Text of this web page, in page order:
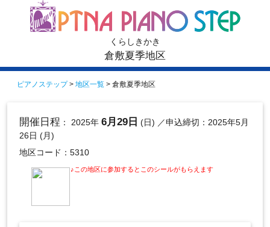
くらしきかき
倉敷夏季地区
ピアノステップ> 地区一覧 > 倉敷夏季地区
開催日程 ： 2025年 6月29日 (日) ／申込締切：2025年5月
26日 (月)
地区コード：5310
♪この地区に参加するとこのシールがもらえます